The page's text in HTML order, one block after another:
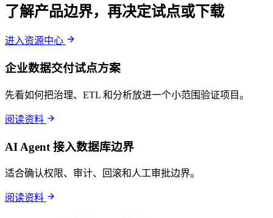
了解产品边界，再决定试点或下载
进入资源中心
企业数据交付试点方案
先看如何把治理、ETL 和分析放进一个小范围验证项目。
阅读资料
AI Agent 接入数据库边界
适合确认权限、审计、回滚和人工审批边界。
阅读资料